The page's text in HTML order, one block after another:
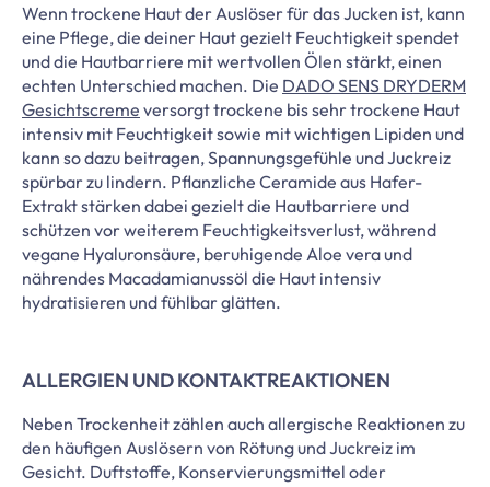
Wenn trockene Haut der Auslöser für das Jucken ist, kann
eine Pflege, die deiner Haut gezielt Feuchtigkeit spendet
und die Hautbarriere mit wertvollen Ölen stärkt, einen
echten Unterschied machen. Die DADO SENS DRYDERM
Gesichtscreme versorgt trockene bis sehr trockene Haut
intensiv mit Feuchtigkeit sowie mit wichtigen Lipiden und
kann so dazu beitragen, Spannungsgefühle und Juckreiz
spürbar zu lindern. Pflanzliche Ceramide aus Hafer-
Extrakt stärken dabei gezielt die Hautbarriere und
schützen vor weiterem Feuchtigkeitsverlust, während
vegane Hyaluronsäure, beruhigende Aloe vera und
nährendes Macadamianussöl die Haut intensiv
hydratisieren und fühlbar glätten.
ALLERGIEN UND KONTAKTREAKTIONEN
Neben Trockenheit zählen auch allergische Reaktionen zu
den häufigen Auslösern von Rötung und Juckreiz im
Gesicht. Duftstoffe, Konservierungsmittel oder